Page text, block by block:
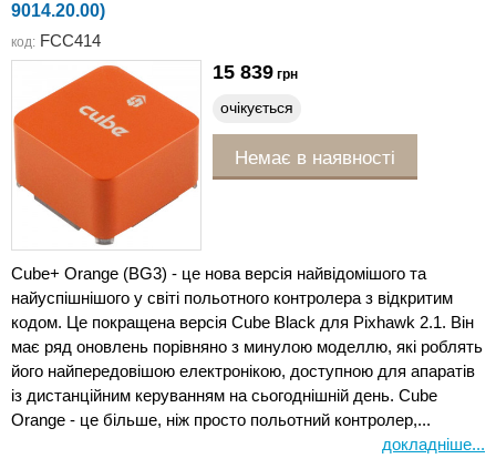
9014.20.00)
код: FCC414
15 839 грн
очікується
Немає в наявності
Cube+ Orange (BG3) - це нова версія найвідомішого та
найуспішнішого у світі польотного контролера з відкритим
кодом. Це покращена версія Cube Black для Pixhawk 2.1. Він
має ряд оновлень порівняно з минулою моделлю, які роблять
його найпередовішою електронікою, доступною для апаратів
із дистанційним керуванням на сьогоднішній день. Cube
Orange - це більше, ніж просто польотний контролер,...
докладніше...